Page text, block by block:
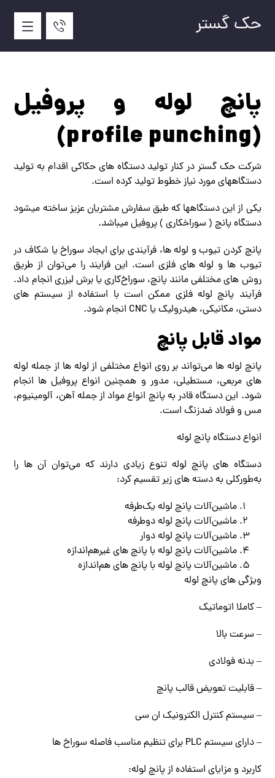
حک گستر
پانچ لوله و پروفیل
(profile punching)
شرکت حک گستر در کنار تولید دستگاه های حکاکی اقدام به تولید
دستگاههای مورد نیاز خطوط تولید کرده است.
یکی از این دستگاهها که طبق سفارش مشتریان عزیز ساخته میشود
دستگاه پانچ ( سوراخکاری ) پروفیل میباشد.
پانچ کردن تیوب و لوله‌ ها، فرآیندی برای ایجاد سوراخ یا شکاف در
تیوب‌ ها و لوله‌ های فلزی است. این فرایند را می‌توان از طریق
روش‌ های مختلفی مانند پانچ، سوراخ‌کاری یا برش لیزری انجام داد.
فرآیند پانچ لوله فلزی ممکن است با استفاده از سیستم‌ های
دستی، مکانیکی، هیدرولیک یا CNC انجام شود.
مواد قابل پانچ
پانچ لوله‌ ها می‌تواند بر روی انواع مختلفی از لوله‌ ها از جمله لوله‌
های مربعی، مستطیلی، مدور و همچنین انواع پروفیل‌ ها انجام
شود. این دستگاه قادر به پانچ انواع مواد از جمله آهن، آلومینیوم،
مس و فولاد ضدزنگ است.
انواع دستگاه پانچ لوله
دستگاه‌ های پانچ لوله تنوع زیادی دارند که می‌توان آن‌ ها را
به‌طورکلی به دسته‌ های زیر تقسیم کرد:
ماشین‌آلات پانچ لوله یک‌طرفه
ماشین‌آلات پانچ لوله دوطرفه
ماشین‌آلات پانچ لوله دوار
ماشین‌آلات پانچ لوله با پانچ‌ های غیرهم‌اندازه
ماشین‌آلات پانچ لوله با پانچ‌ های هم‌اندازه
ویژگی‌ های پانچ لوله
– کاملا اتوماتیک
– سرعت بالا
– بدنه فولادی
– قابلیت تعویض قالب پانچ
– سیستم کنترل الکترونیک ان سی
– دارای سیستم PLC برای تنظیم مناسب فاصله سوراخ‌ ها
کاربرد و مزایای استفاده از پانچ لوله: